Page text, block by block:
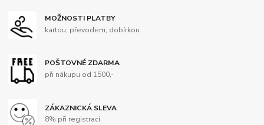
MOŽNOSTI PLATBY
kartou, převodem, dobírkou
POŠTOVNÉ ZDARMA
při nákupu od 1500,-
ZÁKAZNICKÁ SLEVA
8% při registraci